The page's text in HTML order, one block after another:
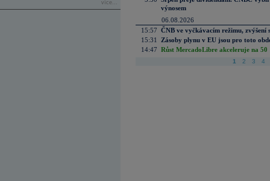
více...
výnosem
06.08.2026
15:57 ČNB ve vyčkávacím režimu, zvýšení
15:31
Zásoby plynu v EU jsou pro toto
14:47 Růst MercadoLibre akceleruje na
1 2 3 4